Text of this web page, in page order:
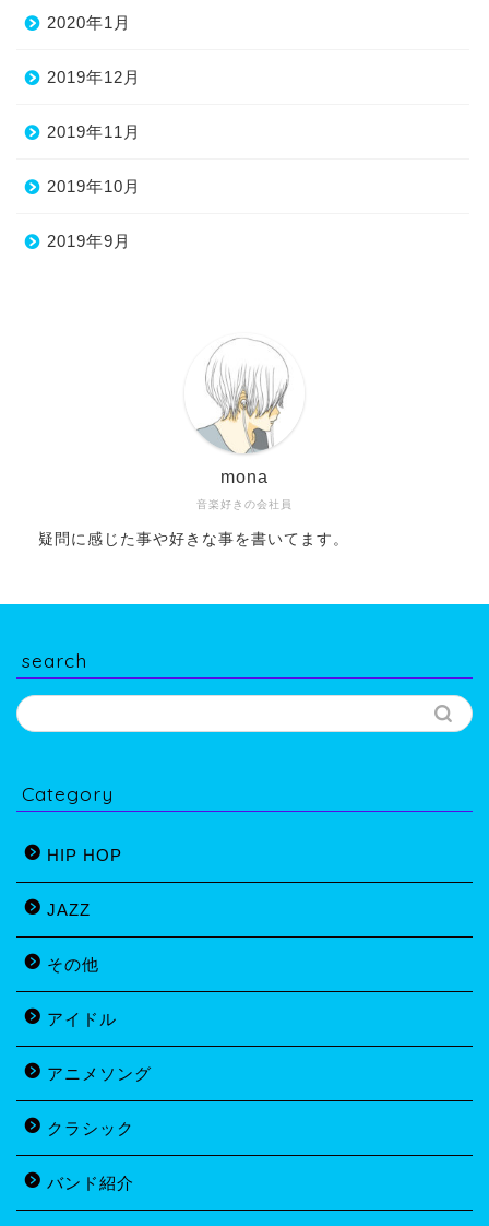
2020年1月
2019年12月
2019年11月
2019年10月
2019年9月
音楽好きの会社員
mona
疑問に感じた事や好きな事を書いてます。
search
Category
HIP HOP
JAZZ
その他
アイドル
アニメソング
クラシック
バンド紹介